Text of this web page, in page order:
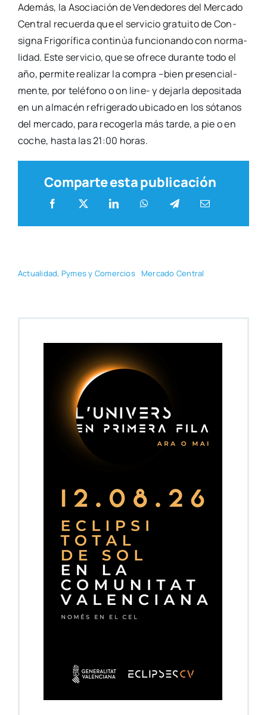
Ade­más, la Aso­cia­ción de Ven­de­do­res del Mer­ca­do
Cen­tral recuer­da que el ser­vi­cio gra­tui­to de Con­
sig­na Fri­go­rí­fi­ca con­ti­núa fun­cio­nan­do con nor­ma­
li­dad. Este ser­vi­cio, que se ofre­ce duran­te todo el
año, per­mi­te rea­li­zar la com­pra –bien pre­sen­cial­
men­te, por telé­fono o on line- y dejar­la depo­si­ta­da
en un alma­cén refri­ge­ra­do ubi­ca­do en los sóta­nos
del mer­ca­do, para reco­ger­la más tar­de, a pie o en
coche, has­ta las 21:00 horas.
Comparte esta publicación
Actua­li­dad, Pymes y Comer­cios Mer­ca­do Cen­tral